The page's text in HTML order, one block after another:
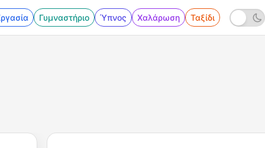
Γυμναστήριο Ύπνος Χαλάρωση Ταξίδι